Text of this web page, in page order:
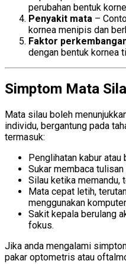
perubahan bentuk
Penyakit mata –
kornea menipis dan
Faktor
dengan bentuk kornea
Simptom Mata
Mata silau boleh
individu, bergantung pada
termasuk:
Penglihatan kabur atau
Sukar membaca tulisan
Silau ketika memandu,
Mata cepat letih,
menggunakan
Sakit kepala berulang
fokus.
Jika anda mengalami
pakar optometris atau